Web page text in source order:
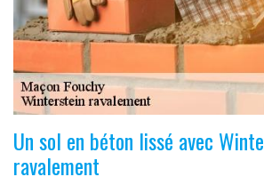
Un sol en béton lissé avec
ravalement